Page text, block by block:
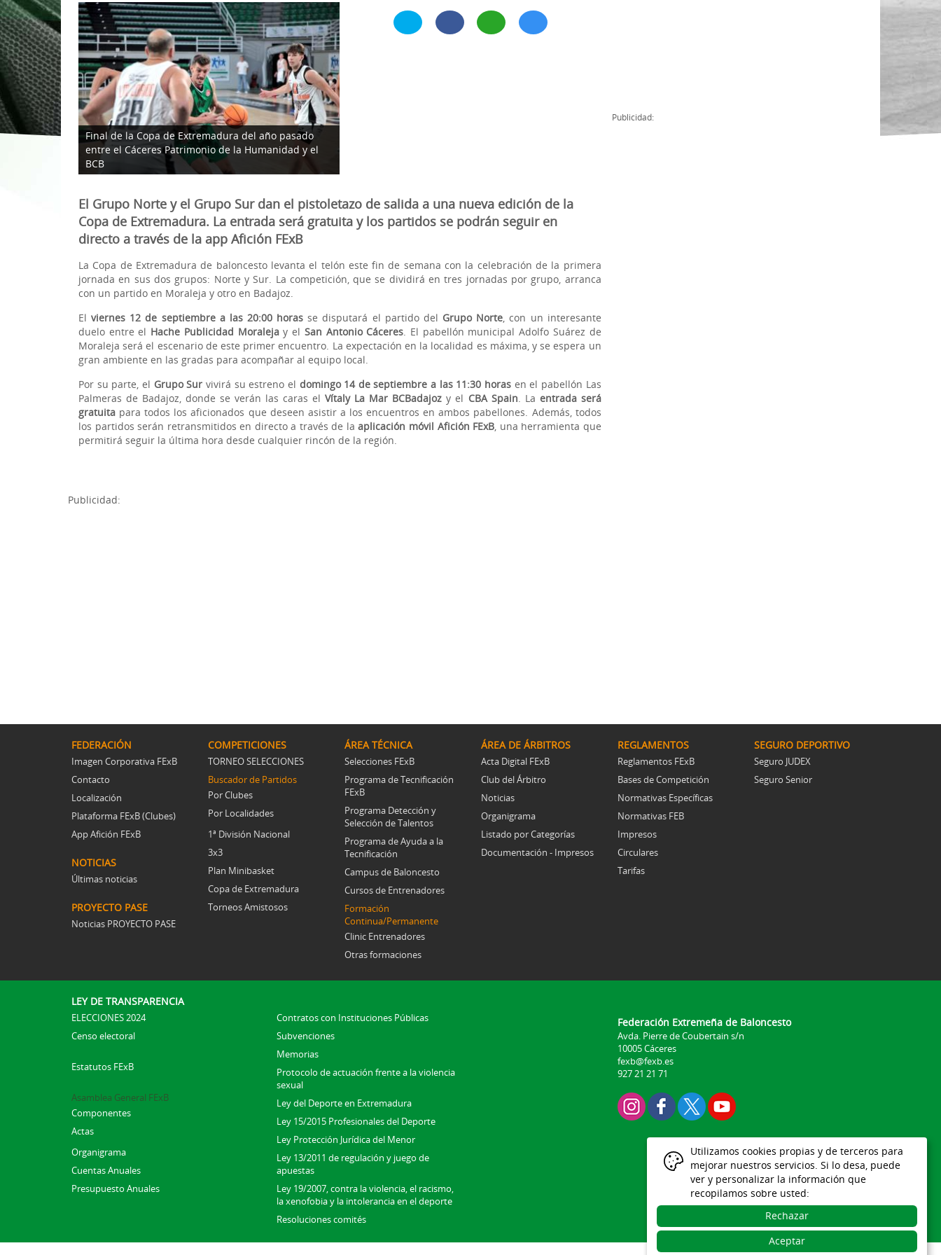
1ª División Nacional
3x3
Plan Minibasket
Copa de Extremadura
Torneos Amistosos
Formación Continua/Permanente
Tarifas
Subvenciones
Final de la Copa de Extremadura del año pasado
entre el Cáceres Patrimonio de la Humanidad y el
BCB
El Grupo Norte y el Grupo Sur dan el pistoletazo de salida a una nueva edición de la
Copa de Extremadura. La entrada será gratuita y los partidos se podrán seguir en
directo a través de la app Afición FExB
La Copa de Extremadura de baloncesto levanta el telón este fin de semana con la celebración de la primera
jornada en sus dos grupos: Norte y Sur. La competición, que se dividirá en tres jornadas por grupo, arranca
con un partido en Moraleja y otro en Badajoz.
Elviernes 12 de septiembre a las 20:00 horas se disputará el partido del Grupo Norte , con un interesante
duelo entre el Hache Publicidad Moralejay el San Antonio Cáceres . El pabellón municipal Adolfo Suárez de
Moraleja será el escenario de este primer encuentro. La expectación en la localidad es máxima, y se espera un
gran ambiente en las gradas para acompañar al equipo local.
Por su parte, el Grupo Sur vivirá su estreno el domingo 14 de septiembre a las 11:30 horas en el pabellón Las
Palmeras de Badajoz, donde se verán las caras elVítaly La Mar BCBadajoz y el CBA Spain . La entrada será
gratuita para todos los aficionados que deseen asistir a los encuentros en ambos pabellones. Además, todos
los partidos serán retransmitidos en directo a través de laaplicación móvil Afición FExB , una herramienta que
permitirá seguir la última hora desde cualquier rincón de la región.
Publicidad:
Publicidad:
FEDERACIÓN
Imagen Corporativa FExB
Contacto
Localización
Plataforma FExB (Clubes)
App Afición FExB
NOTICIAS
Últimas noticias
PROYECTO PASE
Noticias PROYECTO PASE
COMPETICIONES
TORNEO SELECCIONES
Buscador de Partidos
Por Clubes
Por Localidades
1ª División Nacional
3x3
Plan Minibasket
Copa de Extremadura
Torneos Amistosos
ÁREA TÉCNICA
Selecciones FExB
Programa de Tecnificación
FExB
Programa Detección y
Selección de Talentos
Programa de Ayuda a la
Tecnificación
Campus de Baloncesto
Cursos de Entrenadores
Formación
Continua/Permanente
Clinic Entrenadores
Otras formaciones
ÁREA DE ÁRBITROS
Acta Digital FExB
Club del Árbitro
Noticias
Organigrama
Listado por Categorías
Documentación - Impresos
REGLAMENTOS
Reglamentos FExB
Bases de Competición
Normativas Específicas
Normativas FEB
Impresos
Circulares
Tarifas
SEGURO DEPORTIVO
Seguro JUDEX
Seguro Senior
LEY DE TRANSPARENCIA
ELECCIONES 2024
Censo electoral
Estatutos FExB
Asamblea General FExB
Componentes
Actas
Organigrama
Cuentas Anuales
Presupuesto Anuales
Contratos con Instituciones Públicas
Subvenciones
Memorias
Protocolo de actuación frente a la violencia
sexual
Ley del Deporte en Extremadura
Ley 15/2015 Profesionales del Deporte
Ley Protección Jurídica del Menor
Ley 13/2011 de regulación y juego de
apuestas
Ley 19/2007, contra la violencia, el racismo,
la xenofobia y la intolerancia en el deporte
Resoluciones comités
Federación Extremeña de Baloncesto
Avda. Pierre de Coubertain s/n
10005 Cáceres
fexb@fexb.es
927 21 21 71
Utilizamos cookies propias y de terceros para
mejorar nuestros servicios. Si lo desa, puede
ver y personalizar la información que
recopilamos sobre usted:
Rechazar
Aceptar